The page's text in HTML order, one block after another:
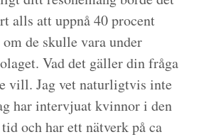
alls att uppnå 40 procent
de skulle vara under
Vad det gäller din fråga
vill. Jag vet naturligtvis inte
har intervjuat kvinnor i den
och har ett nätverk på ca